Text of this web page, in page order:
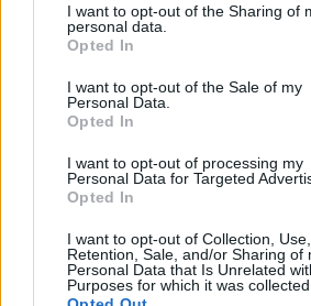
I want to opt-out of the Sharing of
personal data.
Opted In
I want to opt-out of the Sale of my
Personal Data.
Opted In
I want to opt-out of processing my
Personal Data for Targeted
Opted In
I want to opt-out of Collection, Use,
Retention, Sale, and/or Sharing of
Personal Data that Is Unrelated
Purposes for which it was collected.
Release Athens 2026
Blue Eyes.Το βρετανικό σχήμα
φορά στην Ελλάδα ,
pop ήχο του.
Οι Pale Blue Eyes είναι ένα
με ρίζες στο South Devon και το
πυρήνα τους βρίσκεται το δίδυμο
Board, με τον μπασίστα Aubrey